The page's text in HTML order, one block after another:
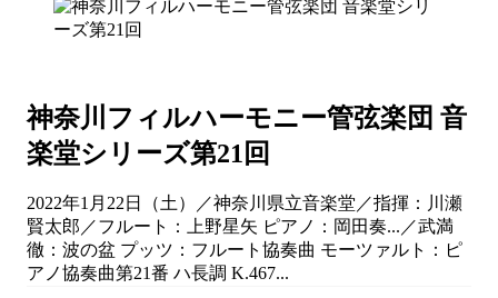
神奈川フィルハーモニー管弦楽団 音
楽堂シリーズ第21回
2022年1月22日（土）／神奈川県立音楽堂／指揮：川瀬
賢太郎／フルート：上野星矢 ピアノ：岡田奏...／武満
徹：波の盆 プッツ：フルート協奏曲 モーツァルト：ピ
アノ協奏曲第21番 ハ長調 K.467...